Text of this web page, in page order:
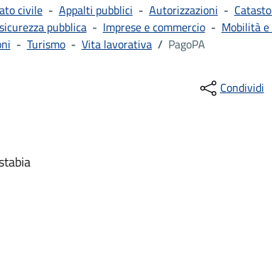
civile - Appalti pubblici - Autorizzazioni -
pubblica - Imprese e commercio - Mobilità
- Turismo - Vita lavorativa / PagoPA
Condividi